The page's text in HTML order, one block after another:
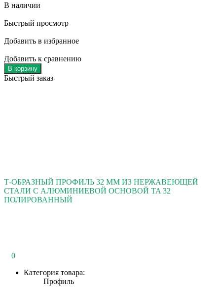
В наличии
Быстрый просмотр
Добавить в избранное
Добавить к сравнению
В корзину
Быстрый заказ
Т-ОБРАЗНЫЙ ПРОФИЛЬ 32 ММ ИЗ НЕРЖАВЕЮЩЕЙ
СТАЛИ С АЛЮМИНИЕВОЙ ОСНОВОЙ TA 32
ПОЛИРОВАННЫЙ
0
Категория товара:
Профиль